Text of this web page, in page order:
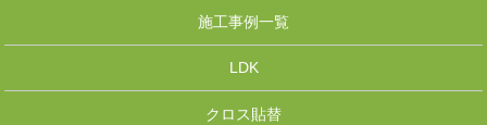
施工事例一覧
LDK
クロス貼替